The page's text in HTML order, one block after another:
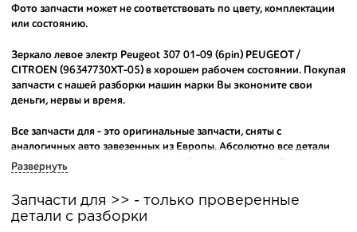
Фото запчасти может не соответствовать по цвету, комплектации
или состоянию.
Зеркало левое электр Peugeot 307 01-09 (6pin) PEUGEOT /
CITROEN (96347730XT-05) в хорошем рабочем состоянии. Покупая
запчасти с нашей разборки машин марки Вы экономите свои
деньги, нервы и время.
Все запчасти для - это оригинальные запчасти, сняты с
аналогичных авто завезенных из Европы. Абсолютно все детали
исправны и находятся в состоянии близком к новому. Каждая
производителя.
Вашему вниманию предлагаем широкий ассортимент
Развернуть
Запчасти для >> - только проверенные
детали с разборки